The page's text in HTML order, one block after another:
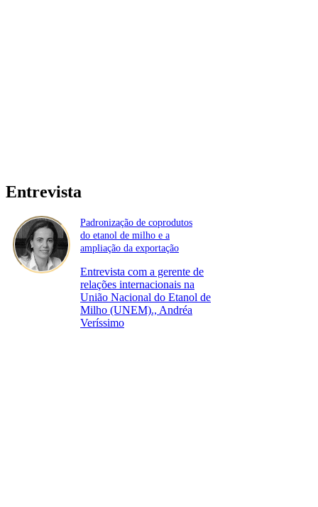
Entrevista
Padronização de coprodutos
do etanol de milho e a
ampliação da exportação
Entrevista com a gerente de
relações internacionais na
União Nacional do Etanol de
Milho (UNEM)., Andréa
Veríssimo